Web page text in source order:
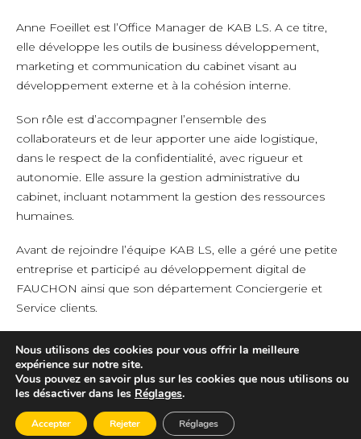
Anne Foeillet est l’Office Manager de KAB LS. A ce titre,
elle développe les outils de business développement,
marketing et communication du cabinet visant au
développement externe et à la cohésion interne.
Son rôle est d’accompagner l’ensemble des
collaborateurs et de leur apporter une aide logistique,
dans le respect de la confidentialité, avec rigueur et
autonomie. Elle assure la gestion administrative du
cabinet, incluant notamment la gestion des ressources
humaines.
Avant de rejoindre l’équipe KAB LS, elle a géré une petite
entreprise et participé au développement digital de
FAUCHON ainsi que son département Conciergerie et
Service clients.
Langues
Nous utilisons des cookies pour vous offrir la meilleure
expérience sur notre site.
Vous pouvez en savoir plus sur les cookies que nous utilisons ou
les désactiver dans les Réglages.
Accepter Rejeter Réglages